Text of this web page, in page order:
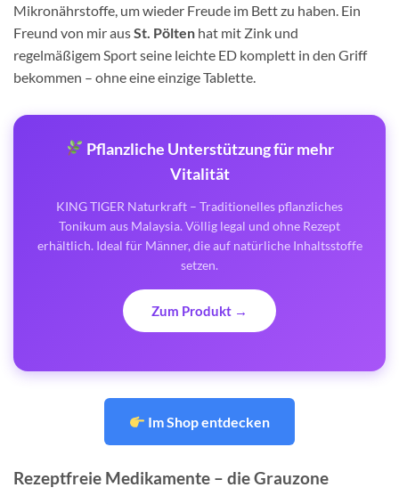
Mikronährstoffe, um wieder Freude im Bett zu haben. Ein
Freund von mir ausSt. Pölten hat mit Zink und
regelmäßigem Sport seine leichte ED komplett in den Griff
bekommen – ohne eine einzige Tablette.
Pflanzliche Unterstützung für mehr
Vitalität
KING TIGER Naturkraft – Traditionelles pflanzliches
Tonikum aus Malaysia. Völlig legal und ohne Rezept
erhältlich. Ideal für Männer, die auf natürliche Inhaltsstoffe
setzen.
Zum Produkt →
Im Shop entdecken
Rezeptfreie Medikamente – die Grauzone